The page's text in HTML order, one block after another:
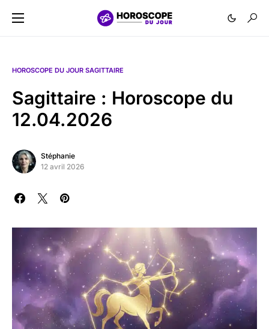
HOROSCOPE DU JOUR SAGITTAIRE
Sagittaire : Horoscope du
12.04.2026
Stéphanie
12 avril 2026